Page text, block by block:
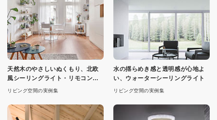
天然木のやさしいぬくもり、北欧
風シーリングライト・リモコン付
リビング空間の実例集
水の揺らめき感と透明感が心地よ
い、ウォーターシーリングライト
リビング空間の実例集